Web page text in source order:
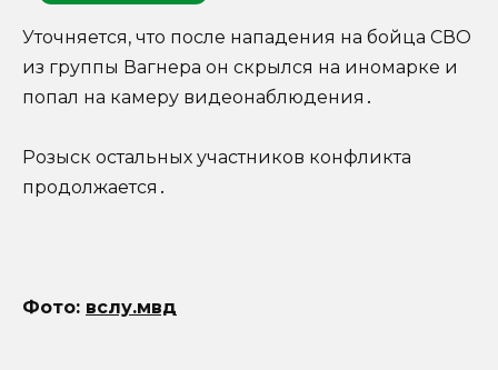
Уточняется, что после нападения на бойца СВО
из группы Вагнера он скрылся на иномарке и
попал на камеру видеонаблюдения․
Розыск остальных участников конфликта
продолжается․
Фото: вслу.мвд